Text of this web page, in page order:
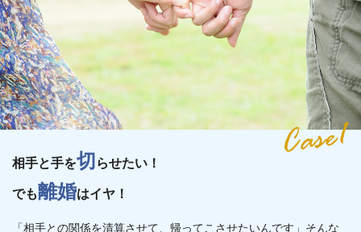
相手と手を切らせたい！
でも離婚はイヤ！
「相手との関係を清算させて、帰ってこさせたいんです」そんな